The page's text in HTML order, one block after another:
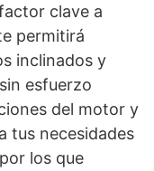
clave a
permitirá
inclinados y
esfuerzo
del motor y
tus necesidades
los que